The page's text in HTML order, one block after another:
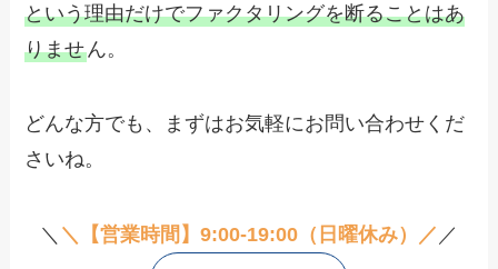
という理由だけでファクタリングを断ることはあ
りません。
どんな方でも、まずはお気軽にお問い合わせくだ
さいね。
＼ ＼【営業時間】9:00-19:00（日曜休み）／ ／